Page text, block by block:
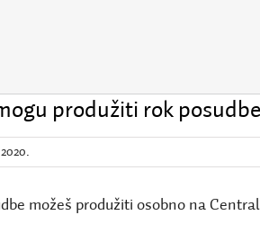
produžiti rok
možeš produžiti osobno na